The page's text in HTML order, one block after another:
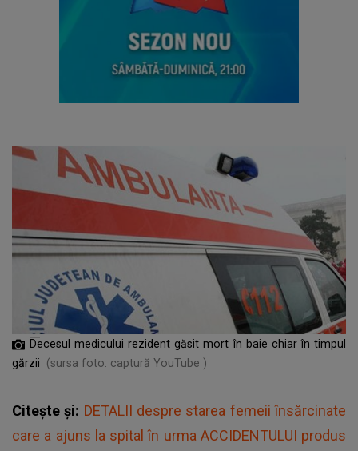
Decesul medicului rezident găsit mort în baie chiar în timpul
gărzii
(sursa foto: captură YouTube )
Citește și: DETALII despre starea femeii însărcinate
care a ajuns la spital în urma ACCIDENTULUI produs